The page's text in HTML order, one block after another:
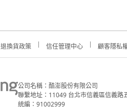
退換貨政策 信任管理中心 顧客隱私
公司名稱：酷澎股份有限公司
聯繫地址：11049 台北市信義區信義路
統編：91002999